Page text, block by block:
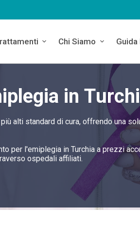
Chi Siamo
in
alti standard di cura, offrendo una
per l'emiplegia in Turchia a prezzi
ospedali affiliati.